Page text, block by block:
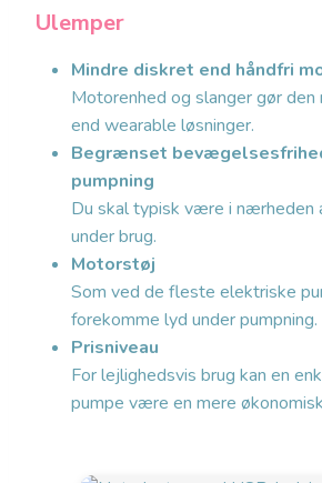
Ulemper
Mindre diskret end håndfri
Motorenhed og slanger gør
end wearable løsninger.
Begrænset
pumpning
Du skal typisk være i nærheden
under brug.
Motorstøj
Som ved de fleste elektriske
forekomme lyd under pumpning.
Prisniveau
For lejlighedsvis brug kan en
pumpe være en mere